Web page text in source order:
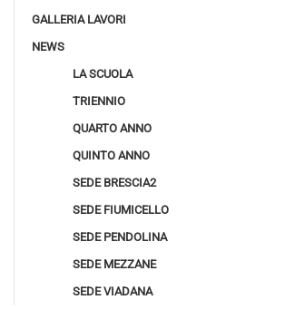
GALLERIA LAVORI
NEWS
LA SCUOLA
TRIENNIO
QUARTO ANNO
QUINTO ANNO
SEDE BRESCIA2
SEDE FIUMICELLO
SEDE PENDOLINA
SEDE MEZZANE
SEDE VIADANA